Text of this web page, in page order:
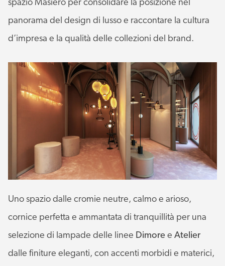
spazio Masiero per consolidare la posizione nel
panorama del design di lusso e raccontare la cultura
d’impresa e la qualità delle collezioni del brand.
Uno spazio dalle cromie neutre, calmo e arioso,
cornice perfetta e ammantata di tranquillità per una
selezione di lampade delle linee Dimore e Atelier
dalle finiture eleganti, con accenti morbidi e materici,